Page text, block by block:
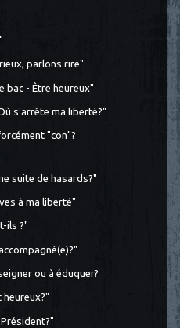
parlons rire"
bac - Être heureux"
s'arrête ma liberté?"
"con"?
suite de hasards?"
à ma liberté"
ils ?"
ou à éduquer?
heureux?"